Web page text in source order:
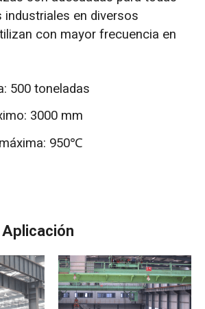
en diversos
con mayor frecuencia en
500 toneladas
3000 mm
950℃